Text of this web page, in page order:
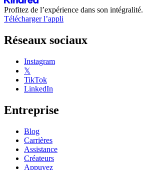
Profitez de l’expérience dans son intégralité.
Télécharger l’appli
Réseaux sociaux
Instagram
𝕏
TikTok
LinkedIn
Entreprise
Blog
Carrières
Assistance
Créateurs
Appuyez